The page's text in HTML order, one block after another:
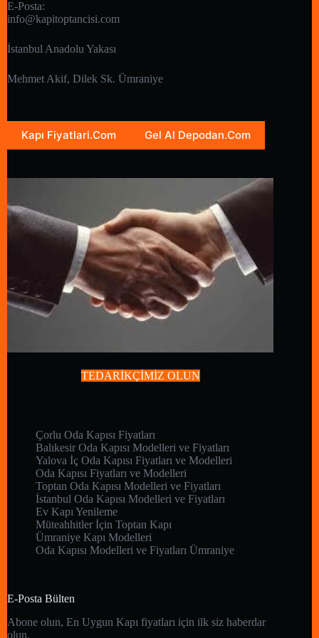
E-Posta:
info@kapitoptancisi.com
İstanbul Anadolu Yakası
Mehmet Akif, Dilek Sk. Ümraniye
Kapı Fiyatlari.Com Gel Al Depodan.Com
TEDARİKÇİMİZ OLUN
Çorlu Oda Kapısı Fiyatları
Balıkesir Oda Kapısı Modelleri ve Fiyatları
Yalova İç Oda Kapısı Fiyatları ve Modelleri
Oda Kapısı Fiyatları ve Modelleri
Toptan Oda Kapısı Modelleri ve Fiyatları
İstanbul Oda Kapısı Modelleri ve Fiyatları
Ev Kapı Yenileme
Müteahhitler İçin Toptan Kapı
Ümraniye Kapı Modelleri
Oda Kapısı Modelleri ve Fiyatları Ümraniye
E-Posta Bülten
Abone olun, En Uygun Kapı fiyatları için ilk siz haberdar
olun.